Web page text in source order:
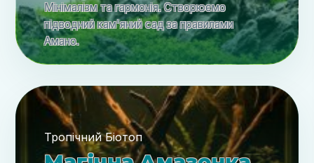
Мінімалізм та гармонія. Створюємо
підводний кам'яний сад за правилами
Амано.
Тропічний Біотоп